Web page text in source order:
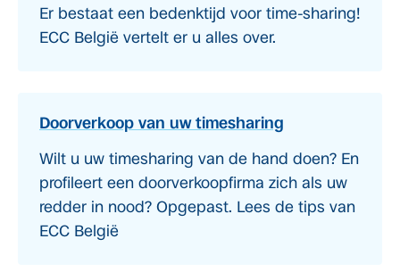
Er bestaat een bedenktijd voor time-sharing!
ECC België vertelt er u alles over.
Doorverkoop van uw timesharing
Wilt u uw timesharing van de hand doen? En
profileert een doorverkoopfirma zich als uw
redder in nood? Opgepast. Lees de tips van
ECC België